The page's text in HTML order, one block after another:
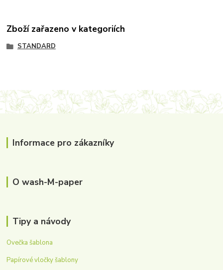
Zboží zařazeno v kategoriích
STANDARD
Informace pro zákazníky
O wash-M-paper
Tipy a návody
Ovečka šablona
Papírové vločky šablony